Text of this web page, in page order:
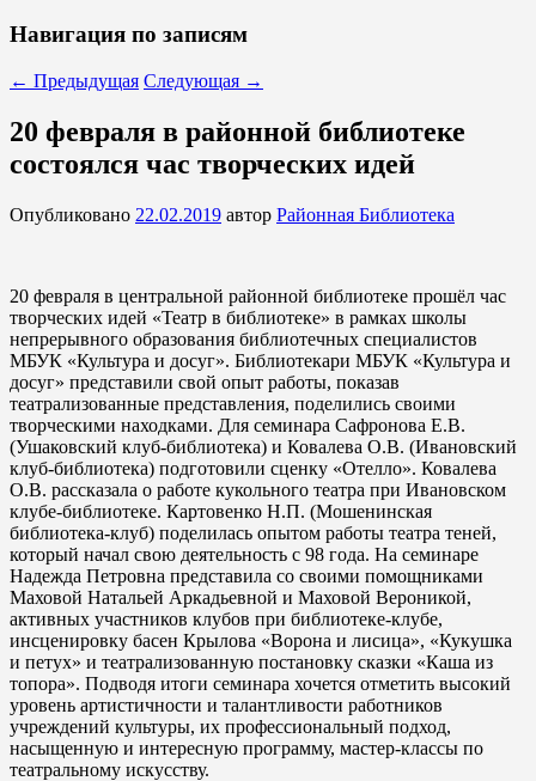
Навигация по записям
← Предыдущая Следующая →
20 февраля в районной библиотеке
состоялся час творческих идей
Опубликовано 22.02.2019 автор Районная Библиотека
20 февраля в центральной районной библиотеке прошёл час
творческих идей «Театр в библиотеке» в рамках школы
непрерывного образования библиотечных специалистов
МБУК «Культура и досуг». Библиотекари МБУК «Культура и
досуг» представили свой опыт работы, показав
театрализованные представления, поделились своими
творческими находками. Для семинара Сафронова Е.В.
(Ушаковский клуб-библиотека) и Ковалева О.В. (Ивановский
клуб-библиотека) подготовили сценку «Отелло». Ковалева
О.В. рассказала о работе кукольного театра при Ивановском
клубе-библиотеке. Картовенко Н.П. (Мошенинская
библиотека-клуб) поделилась опытом работы театра теней,
который начал свою деятельность с 98 года. На семинаре
Надежда Петровна представила со своими помощниками
Маховой Натальей Аркадьевной и Маховой Вероникой,
активных участников клубов при библиотеке-клубе,
инсценировку басен Крылова «Ворона и лисица», «Кукушка
и петух» и театрализованную постановку сказки «Каша из
топора». Подводя итоги семинара хочется отметить высокий
уровень артистичности и талантливости работников
учреждений культуры, их профессиональный подход,
насыщенную и интересную программу, мастер-классы по
театральному искусству.